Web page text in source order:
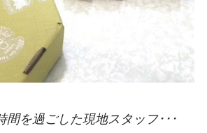
間を過ごした現地スタッフ･･･